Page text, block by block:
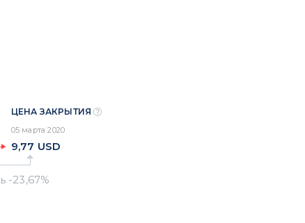
ЦЕНА ЗАКРЫТИЯ
05 марта 2020
9,77 USD